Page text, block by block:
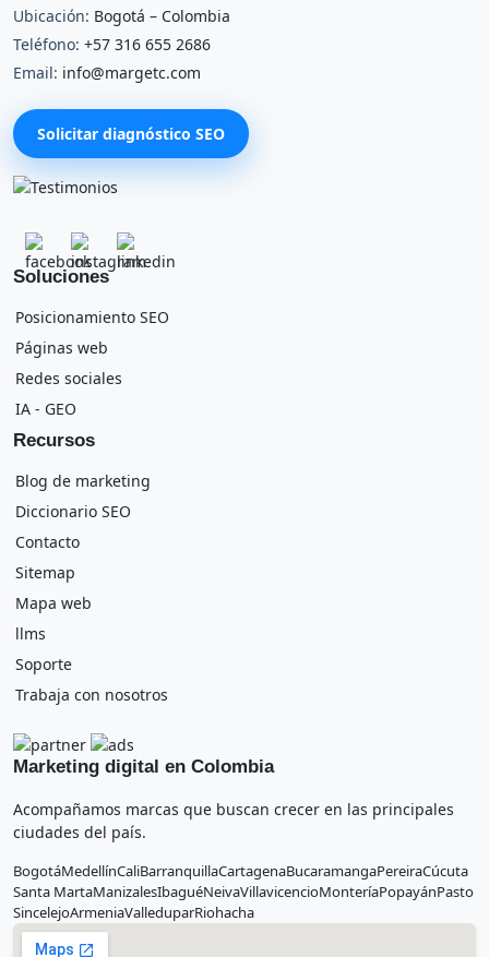
Ubicación: Bogotá – Colombia
Teléfono: +57 316 655 2686
Email: info@margetc.com
Solicitar diagnóstico SEO
Soluciones
Posicionamiento SEO
Páginas web
Redes sociales
IA - GEO
Recursos
Blog de marketing
Diccionario SEO
Contacto
Sitemap
Mapa web
llms
Soporte
Trabaja con nosotros
Marketing digital en Colombia
Acompañamos marcas que buscan crecer en las principales
ciudades del país.
BogotáMedellínCaliBarranquillaCartagenaBucaramangaPereiraCúcuta
Santa MartaManizalesIbaguéNeivaVillavicencioMonteríaPopayánPasto
SincelejoArmeniaValleduparRiohacha